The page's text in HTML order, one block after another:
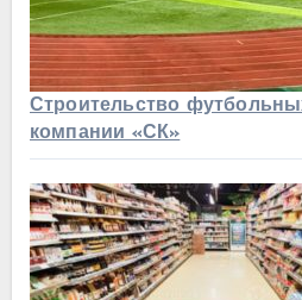
Строительство
компании «СК»